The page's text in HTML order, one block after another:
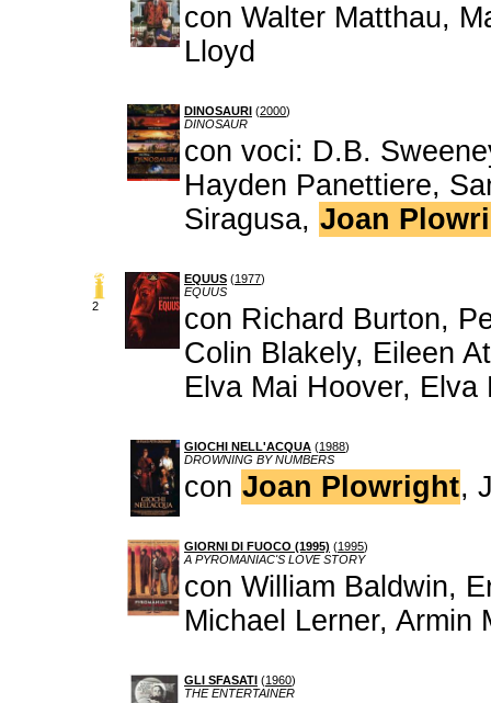
con Walter Matthau,
Lloyd
DINOSAURI (2000)
DINOSAUR
con voci: D.B.
Hayden Panettiere,
Siragusa, Joan
2
EQUUS (1977)
EQUUS
con Richard Burton,
Colin Blakely, Eileen
Elva Mai Hoover,
GIOCHI NELL'ACQUA (1988)
DROWNING BY NUMBERS
con Joan Plowright,
GIORNI DI FUOCO (1995) (1995)
A PYROMANIAC'S LOVE STORY
con William Baldwin,
Michael Lerner, Armin
GLI SFASATI (1960)
THE ENTERTAINER